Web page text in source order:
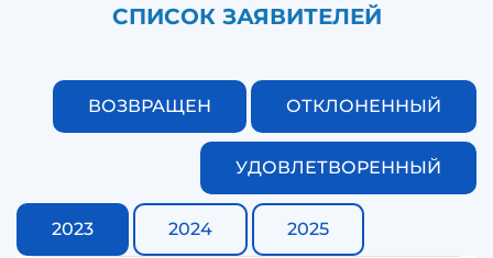
СПИСОК ЗАЯВИТЕЛЕЙ
ВОЗВРАЩЕН ОТКЛОНЕННЫЙ
УДОВЛЕТВОРЕННЫЙ
2023 2024 2025